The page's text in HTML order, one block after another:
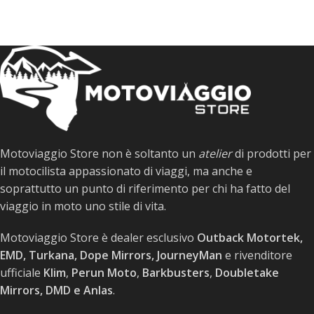
Motoviaggio Store non è soltanto un atelierdi prodotti per
il motocilista appassionato di viaggi, ma anche e
soprattutto un punto di riferimento per chi ha fatto del
viaggio in moto uno stile di vita.
Motoviaggio Store è dealer esclusivo Outback Motortek,
EMD, Turkana, Dope Mirrors, JourneyMan e rivenditore
ufficiale Klim, Perun Moto, Barkbusters, Doubletake
Mirrors, DMD e Anlas.